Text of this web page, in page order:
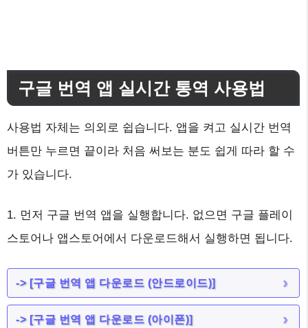
구글 번역 앱 실시간 통역 사용법
사용법 자체는 의외로 쉽습니다. 앱을 켜고 실시간 번역
버튼만 누르면 끝이라 처음 써보는 분도 쉽게 따라 할 수
가 있습니다.
1. 먼저 구글 번역 앱을 실행합니다. 없으면 구글 플레이
스토어나 앱스토어에서 다운로드해서 실행하면 됩니다.
-> [구글 번역 앱 다운로드 (안드로이드)]
-> [구글 번역 앱 다운로드 (아이폰)]